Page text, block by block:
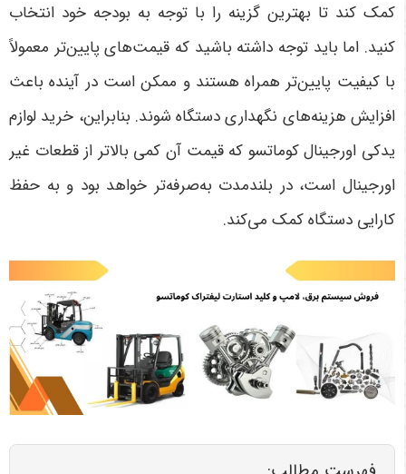
کمک کند تا بهترین گزینه را با توجه به بودجه خود انتخاب
کنید. اما باید توجه داشته باشید که قیمت‌های پایین‌تر معمولاً
با کیفیت پایین‌تر همراه هستند و ممکن است در آینده باعث
افزایش هزینه‌های نگهداری دستگاه شوند. بنابراین، خرید لوازم
یدکی اورجینال کوماتسو که قیمت آن کمی بالاتر از قطعات غیر
اورجینال است، در بلندمدت به‌صرفه‌تر خواهد بود و به حفظ
کارایی دستگاه کمک می‌کند.